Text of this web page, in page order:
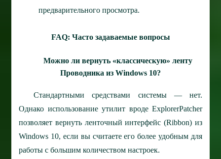
предварительного просмотра.
FAQ: Часто задаваемые вопросы
Можно ли вернуть «классическую» ленту
Проводника из Windows 10?
Стандартными средствами системы — нет.
Однако использование утилит вроде ExplorerPatcher
позволяет вернуть ленточный интерфейс (Ribbon) из
Windows 10, если вы считаете его более удобным для
работы с большим количеством настроек.